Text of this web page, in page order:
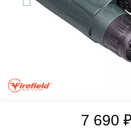
7 690